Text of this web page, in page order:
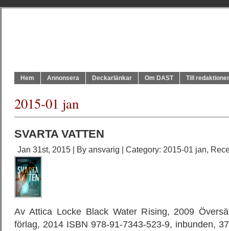
Hem Annonsera Deckarlänkar Om DAST Till
2015-01 jan
SVARTA VATTEN
Jan 31st, 2015 | By ansvarig | Category: 2015-01 jan,
Av Attica Locke Black Water Rising, 2009
förlag, 2014 ISBN 978-91-7343-523-9, inbunden,